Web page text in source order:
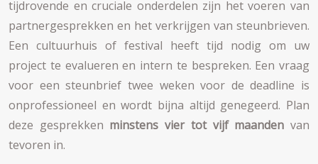
tijdrovende en cruciale onderdelen zijn het voeren van
partnergesprekken en het verkrijgen van steunbrieven.
Een cultuurhuis of festival heeft tijd nodig om uw
project te evalueren en intern te bespreken. Een vraag
voor een steunbrief twee weken voor de deadline is
onprofessioneel en wordt bijna altijd genegeerd. Plan
deze gesprekken minstens vier tot vijf maanden van
tevoren in.